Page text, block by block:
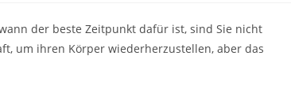
der beste Zeitpunkt dafür ist, sind Sie nicht
um ihren Körper wiederherzustellen, aber das